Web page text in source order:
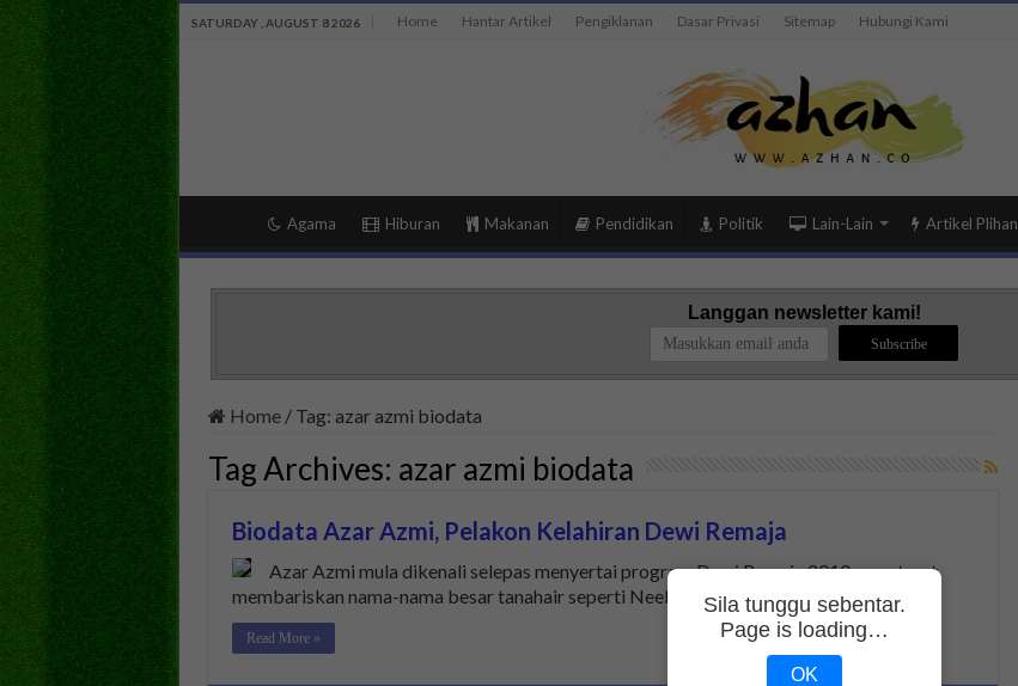
SATURDAY , AUGUST 8 2026 Home Hantar Artikel Pengiklanan Dasar Privasi Sitemap Hubungi Kami
Agama Hiburan Makanan Pendidikan Politik Lain-Lain Artikel Plihan
Langgan newsletter kami!
Home / Tag: azar azmi biodata
Tag Archives: azar azmi biodata
Biodata Azar Azmi, Pelakon Kelahiran Dewi Remaja
Azar Azmi mula dikenali selepas menyertai program Dewi Remaja 2010 yang turut
membariskan nama-nama besar tanahair seperti Neelofa, Syatilla Melvin dan …
Read More »
Sila tunggu sebentar.
Page is loading…
OK